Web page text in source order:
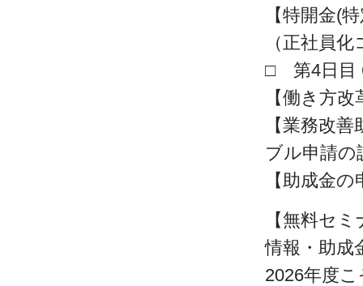
【特開金(
（正社員
□ 第4日目
【働き方
【業務改
ブル申請の
【助成金
【無料セ
情報・助成
2026年度